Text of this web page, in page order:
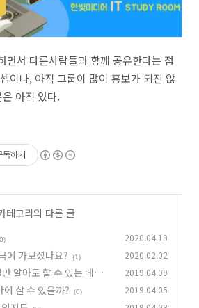
면서 다른사람들과 함께 공유한다는 점
이나, 아직 그룹이 많이 홍보가 되진 않
아직 있다.
독하기
테고리의 다른 글
2020.04.19
에 가보셨나요? (1) 2020.02.02
알아도 할 수 있는 데이터
2019.04.09
살 수 있을까? (0) 2019.04.05